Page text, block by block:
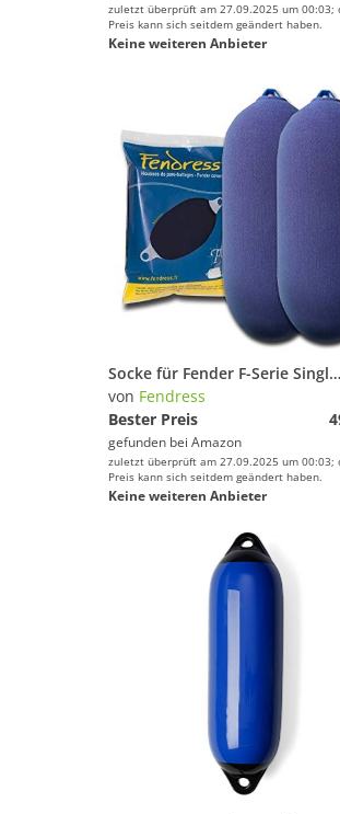
zuletzt überprüft am 27.09.2025 um 00:03;
Preis kann sich seitdem geändert haben.
Keine weiteren Anbieter
Socke für Fender F-Serie Single Layer F3 (X2) Royal Blau – fendress
von Fendress
Bester Preis
gefunden bei Amazon
zuletzt überprüft am 27.09.2025 um 00:03;
Preis kann sich seitdem geändert haben.
Keine weiteren Anbieter